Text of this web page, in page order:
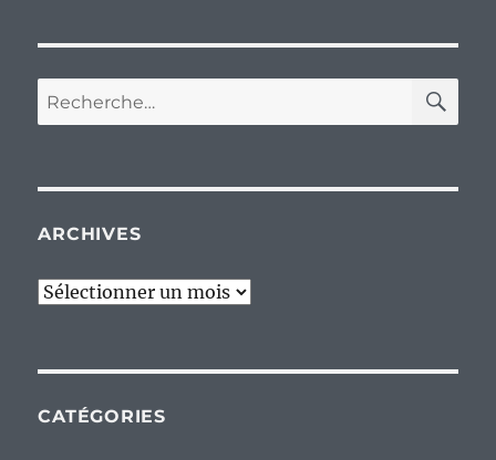
Recherche
pour :
ARCHIVES
Archives
CATÉGORIES